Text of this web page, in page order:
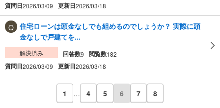
質問日2026/03/09 更新日2026/03/18
住宅ローンは頭金なしでも組めるのでしょうか？ 実際に頭
金なしで戸建てを...
解決済み 回答数9 閲覧数182
質問日2026/03/09 更新日2026/03/18
1 … 4 5 6 7 8